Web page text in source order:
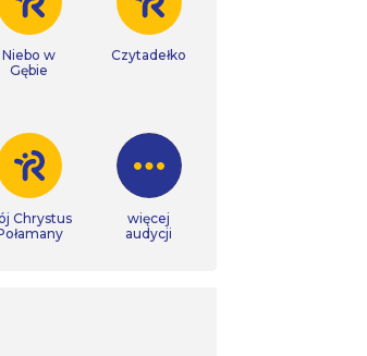
Niebo w
Gębie
Czytadełko
Chrystus
więcej
audycji